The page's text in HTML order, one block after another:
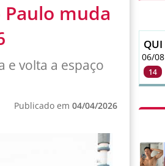
Paulo muda
e volta a espaço
Publicado em 04/04/2026
QUI
06/08
14